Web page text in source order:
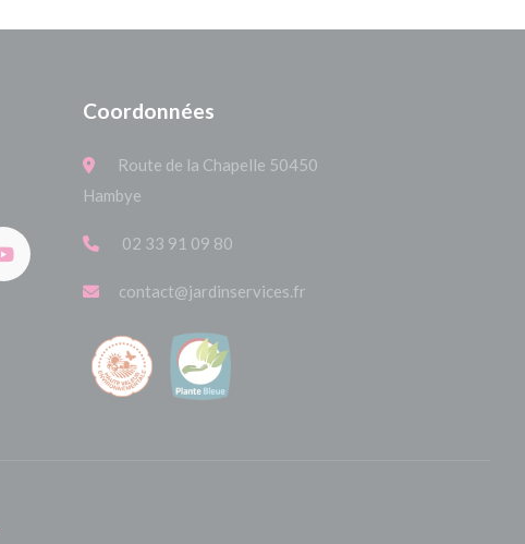
Coordonnées
Route de la Chapelle 50450
Hambye
02 33 91 09 80
contact@jardinservices.fr